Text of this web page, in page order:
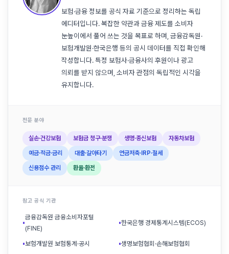
보험·금융 정보를 공식 자료 기준으로 정리하는 독립
에디터입니다. 복잡한 약관과 금융 제도를 소비자
눈높이에서 풀어 쓰는 것을 목표로 하며, 금융감독원·
보험개발원·한국은행 등의 공시 데이터를 직접 확인해
작성합니다. 특정 보험사·금융사의 후원이나 광고
의뢰를 받지 않으며, 소비자 관점의 독립적인 시각을
유지합니다.
전문 분야
실손·건강보험 보험금 청구·분쟁 생명·종신보험 자동차보험
예금·적금·금리 대출·갈아타기 연금저축·IRP·절세
신용점수 관리 환율·환전
참고 공식 기관
▪
금융감독원 금융소비자포털
(FINE)
▪한국은행 경제통계시스템(ECOS)
▪보험개발원 보험통계·공시 ▪생명보험협회·손해보험협회